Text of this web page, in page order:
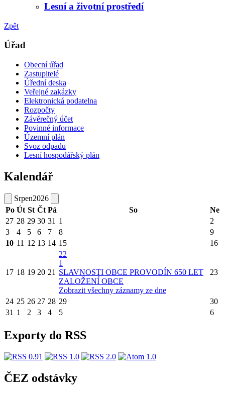
Lesní a životní prostředí
Zpět
Úřad
Obecní úřad
Zastupitelé
Úřední deska
Veřejné zakázky
Elektronická podatelna
Rozpočty
Závěrečný účet
Povinné informace
Územní plán
Svoz odpadu
Lesní hospodářský plán
Kalendář
Srpen2026
Po Út St Čt Pá So
Ne
27 28 29 30 31 1
2
3
4 5 6 7 8
9
10 11 12 13 14 15 16
17 18 19 20 21
22
1
SLAVNOSTI OBCE PROVODÍN 650 LET
ZALOŽENÍ OBCE
Zobrazit všechny záznamy ze dne
23
24 25 26 27 28 29
30
31 1 2 3 4 5 6
Exporty do RSS
ČEZ odstávky